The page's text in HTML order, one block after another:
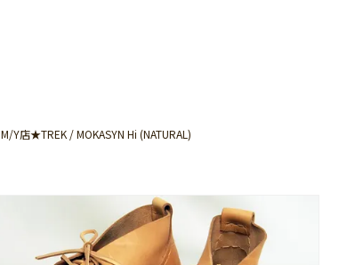
M/Y店★TREK / MOKASYN Hi (NATURAL)